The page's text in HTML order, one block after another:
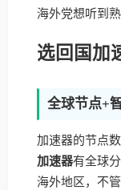
海外党想听到
选回国加
全球节点+
加速器的节点
加速器有全球
海外地区，不